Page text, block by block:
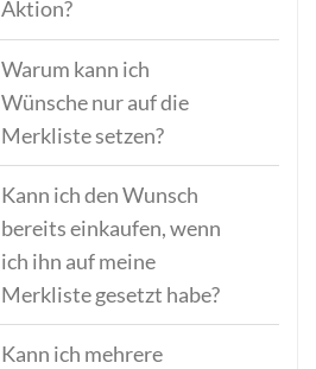
Aktion?
Warum kann ich
Wünsche nur auf die
Merkliste setzen?
Kann ich den Wunsch
bereits einkaufen, wenn
ich ihn auf meine
Merkliste gesetzt habe?
Kann ich mehrere